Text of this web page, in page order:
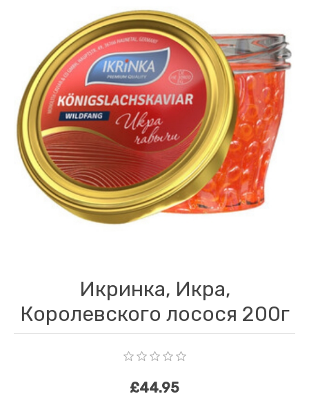
Икринка, Икра,
Королевского лосося 200г
£44.95